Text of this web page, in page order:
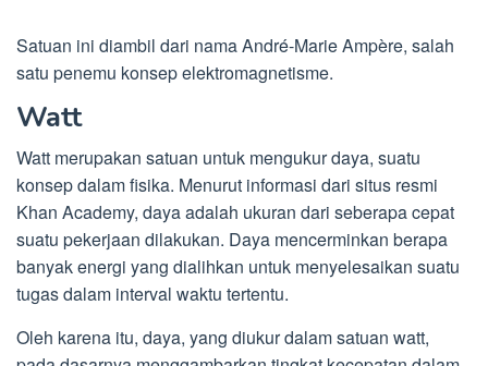
Satuan ini diambil dari nama André-Marie Ampère, salah
satu penemu konsep elektromagnetisme.
Watt
Watt merupakan satuan untuk mengukur daya, suatu
konsep dalam fisika. Menurut informasi dari situs resmi
Khan Academy, daya adalah ukuran dari seberapa cepat
suatu pekerjaan dilakukan. Daya mencerminkan berapa
banyak energi yang dialihkan untuk menyelesaikan suatu
tugas dalam interval waktu tertentu.
Oleh karena itu, daya, yang diukur dalam satuan watt,